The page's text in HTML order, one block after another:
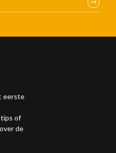
eerste
tips of
de